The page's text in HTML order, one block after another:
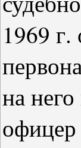
1969
на